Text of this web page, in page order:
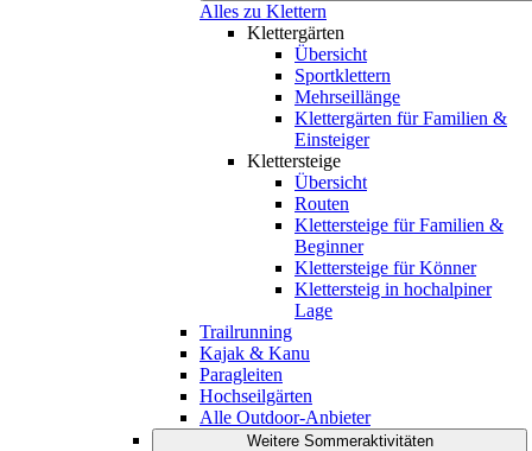
Alles zu Klettern
Klettergärten
Übersicht
Sportklettern
Mehrseillänge
Klettergärten für Familien &
Einsteiger
Klettersteige
Übersicht
Routen
Klettersteige für Familien &
Beginner
Klettersteige für Könner
Klettersteig in hochalpiner
Lage
Trailrunning
Kajak & Kanu
Paragleiten
Hochseilgärten
Alle Outdoor-Anbieter
Weitere Sommeraktivitäten